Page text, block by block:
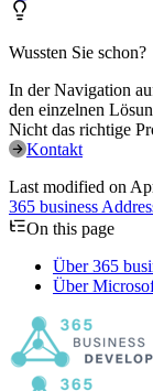
Wussten Sie schon?
In der Navigation
den einzelnen
Nicht das richtige
Kontakt
Last modified on
365 business
On this page
Über 365
Über